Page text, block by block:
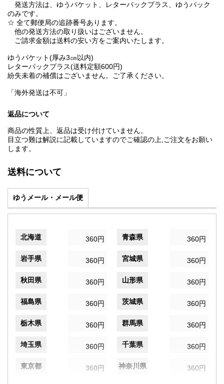
発送方法は、ゆうパケット、レターパックプラス、ゆうパック
のみです。
☆ 全て郵便局の追跡番号あります。
他の発送方法の取り扱いはございません。
ご請求金額は送料の安い方をご案内いたします。
ゆうパケット(厚み3㎝以内)
レターパックプラス(送料定額600円)
紛失未着の補償はございません。ご了承ください。
「海外発送は不可」
返品について
商品の性質上、返品は受け付けていません。
目立つ難は解説に記載していますのでご確認の上,ご注文をお願い
します。
送料について
ゆうメール・メール便
北海道 360円 青森県 360円
岩手県 360円 宮城県 360円
秋田県 360円 山形県 360円
福島県 360円 茨城県 360円
栃木県 360円 群馬県 360円
埼玉県 360円 千葉県 360円
東京都 360円 神奈川県 360円